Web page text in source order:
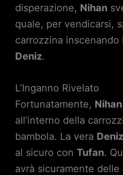
disperazione, Nihan
quale, per vendicarsi,
carrozzina inscenando
Deniz.
L’Inganno Rivelato
Fortunatamente, Nihan
all’interno della
bambola. La vera Deniz
al sicuro con Tufan.
avrà sicuramente